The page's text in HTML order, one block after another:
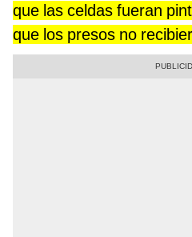
que las celdas fueran
que los presos no